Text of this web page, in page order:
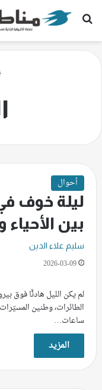
بحث عن
أحوال
ليلة خوف
بين
سليم علاء الدين
2026-03-09
لم يكن الليل هادئًا فوق
الطائرات، وطنين
ساعات…
المزيد